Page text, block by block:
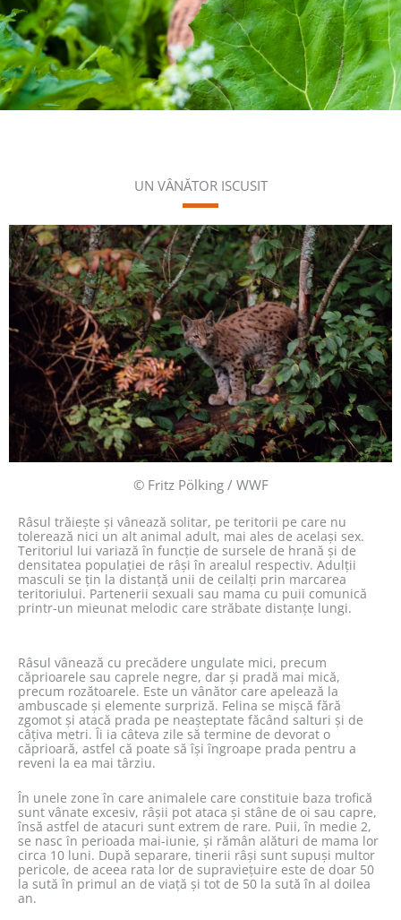
UN VÂNĂTOR ISCUSIT
© Fritz Pölking / WWF
Râsul trăiește și vânează solitar, pe teritorii pe care nu
tolerează nici un alt animal adult, mai ales de același sex.
Teritoriul lui variază în funcție de sursele de hrană și de
densitatea populației de râși în arealul respectiv. Adulții
masculi se țin la distanță unii de ceilalți prin marcarea
teritoriului. Partenerii sexuali sau mama cu puii comunică
printr-un mieunat melodic care străbate distanțe lungi.
Râsul vânează cu precădere ungulate mici, precum
căprioarele sau caprele negre, dar și pradă mai mică,
precum rozătoarele. Este un vânător care apelează la
ambuscade și elemente surpriză. Felina se mișcă fără
zgomot și atacă prada pe neașteptate făcând salturi și de
câțiva metri. Îi ia câteva zile să termine de devorat o
căprioară, astfel că poate să își îngroape prada pentru a
reveni la ea mai târziu.
În unele zone în care animalele care constituie baza trofică
sunt vânate excesiv, râșii pot ataca și stâne de oi sau capre,
însă astfel de atacuri sunt extrem de rare. Puii, în medie 2,
se nasc în perioada mai-iunie, și rămân alături de mama lor
circa 10 luni. După separare, tinerii râși sunt supuși multor
pericole, de aceea rata lor de supraviețuire este de doar 50
la sută în primul an de viață și tot de 50 la sută în al doilea
an.